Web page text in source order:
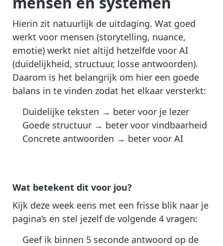
Hierin zit natuurlijk de uitdaging. Wat goed
werkt voor mensen (storytelling, nuance,
emotie) werkt niet altijd hetzelfde voor AI
(duidelijkheid, structuur, losse antwoorden).
Daarom is het belangrijk om hier een goede
balans in te vinden zodat het elkaar versterkt:
Duidelijke teksten → beter voor je lezer
Goede structuur → beter voor vindbaarheid
Concrete antwoorden → beter voor AI
Wat betekent dit voor jou?
Kijk deze week eens met een frisse blik naar je
pagina’s en stel jezelf de volgende 4 vragen:
Geef ik binnen 5 seconde antwoord op de